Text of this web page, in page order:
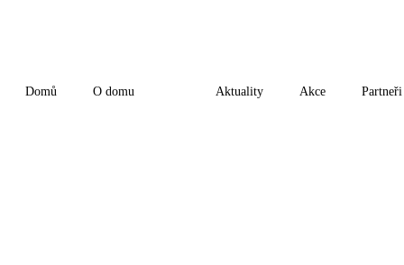
Domů O domu Aktuality Akce Partneři